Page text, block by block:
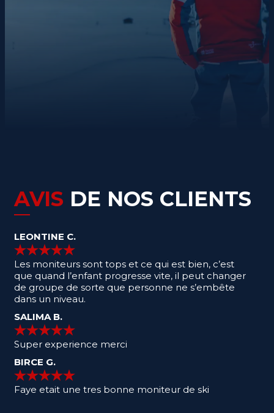
AVIS DE NOS CLIENTS
LEONTINE C.
Les moniteurs sont tops et ce qui est bien, c’est
que quand l’enfant progresse vite, il peut changer
de groupe de sorte que personne ne s’embête
dans un niveau.
SALIMA B.
Super experience merci
BIRCE G.
Faye etait une tres bonne moniteur de ski